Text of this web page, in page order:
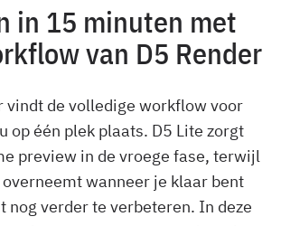
in 15 minuten met
van D5 Render
vindt de volledige workflow voor
op één plek plaats. D5 Lite zorgt
preview in de vroege fase, terwijl
wanneer je klaar bent
nog verder te verbeteren. In deze